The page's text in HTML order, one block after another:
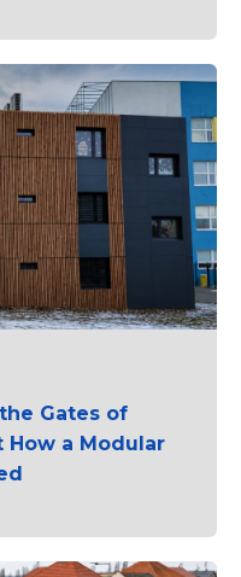
Gates of
How a Modular